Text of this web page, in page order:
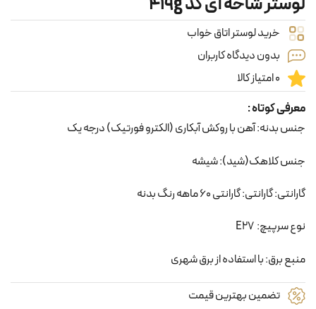
خرید لوستر اتاق خواب
بدون دیدگاه کاربران
0 امتیاز کالا
معرفی کوتاه :
جنس بدنه: آهن با روکش آبکاری (الکترو فورتیک) درجه یک
جنس کلاهک(شید): شیشه
گارانتی: گارانتی: گارانتی 60 ماهه رنگ بدنه
نوع سرپیچ: E27
منبع برق: با استفاده از برق شهری
تضمین بهترین قیمت